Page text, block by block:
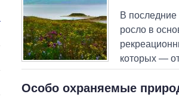
В
росло в
которых —
Особо охраняемые